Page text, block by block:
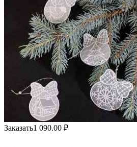
Заказать1 090.00 ₽